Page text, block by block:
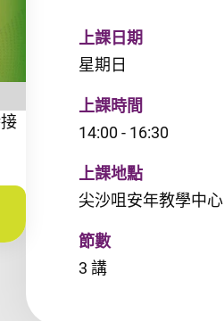
上課日期
星期日
上課時間
14:00 - 16:30
上課地點
尖沙咀安年教學中心
節數
3 講